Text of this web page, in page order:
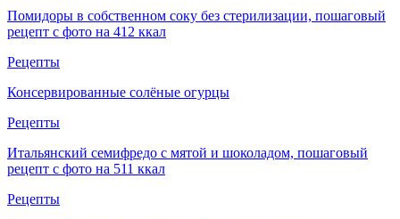
Помидоры в собственном соку без стерилизации, пошаговый
рецепт с фото на 412 ккал
Рецепты
Консервированные солёные огурцы
Рецепты
Итальянский семифредо с мятой и шоколадом, пошаговый
рецепт с фото на 511 ккал
Рецепты